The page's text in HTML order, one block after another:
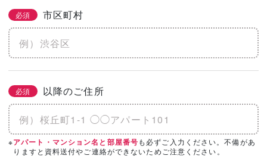
必須 市区町村
必須 以降のご住所
※アパート・マンション名と部屋番号も必ずご入力ください。不備があ
りますと資料送付やご連絡ができないためご注意ください。